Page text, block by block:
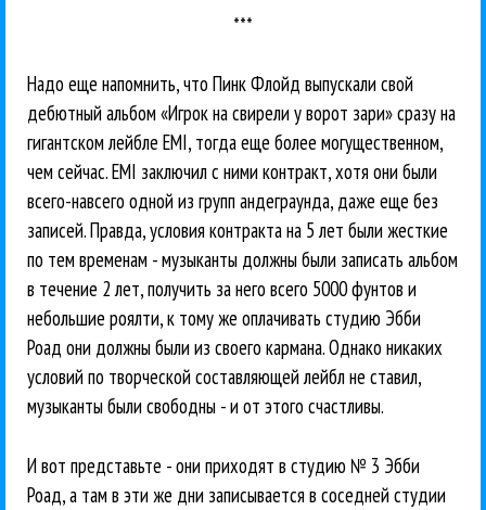
***
Надо еще напомнить, что Пинк Флойд выпускали свой
дебютный альбом «Игрок на свирели у ворот зари» сразу на
гигантском лейбле EMI, тогда еще более могущественном,
чем сейчас. EMI заключил с ними контракт, хотя они были
всего-навсего одной из групп андеграунда, даже еще без
записей. Правда, условия контракта на 5 лет были жесткие
по тем временам - музыканты должны были записать альбом
в течение 2 лет, получить за него всего 5000 фунтов и
небольшие роялти, к тому же оплачивать студию Эбби
Роад они должны были из своего кармана. Однако никаких
условий по творческой составляющей лейбл не ставил,
музыканты были свободны - и от этого счастливы.
И вот представьте - они приходят в студию № 3 Эбби
Роад, а там в эти же дни записывается в соседней студии